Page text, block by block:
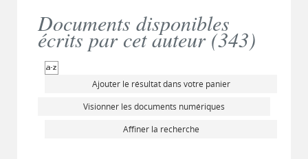
Documents disponibles
écrits par cet auteur (343)
Ajouter le résultat dans votre panier
Visionner les documents numériques
Affiner la recherche